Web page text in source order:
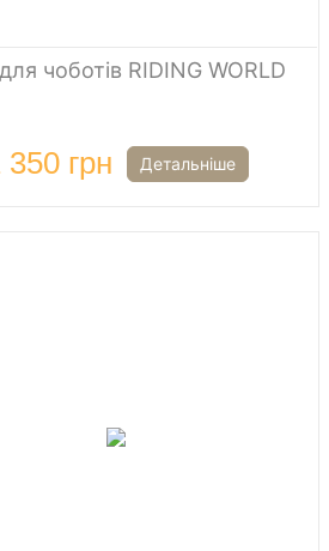
чоботів RIDING WORLD
350 грн Детальніше